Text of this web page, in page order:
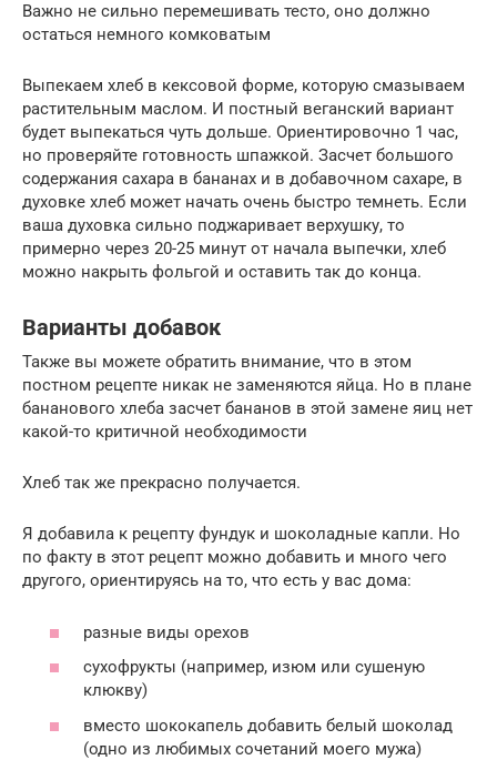
Важно не сильно перемешивать тесто, оно должно
остаться немного комковатым
Выпекаем хлеб в кексовой форме, которую смазываем
растительным маслом. И постный веганский вариант
будет выпекаться чуть дольше. Ориентировочно 1 час,
но проверяйте готовность шпажкой. Засчет большого
содержания сахара в бананах и в добавочном сахаре, в
духовке хлеб может начать очень быстро темнеть. Если
ваша духовка сильно поджаривает верхушку, то
примерно через 20-25 минут от начала выпечки, хлеб
можно накрыть фольгой и оставить так до конца.
Варианты добавок
Также вы можете обратить внимание, что в этом
постном рецепте никак не заменяются яйца. Но в плане
бананового хлеба засчет бананов в этой замене яиц нет
какой-то критичной необходимости
Хлеб так же прекрасно получается.
Я добавила к рецепту фундук и шоколадные капли. Но
по факту в этот рецепт можно добавить и много чего
другого, ориентируясь на то, что есть у вас дома:
разные виды орехов
сухофрукты (например, изюм или сушеную
клюкву)
вместо шококапель добавить белый шоколад
(одно из любимых сочетаний моего мужа)